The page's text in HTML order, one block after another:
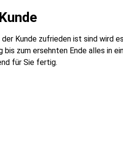
Kunde zufrieden ist sind wird
bis zum ersehnten Ende alles in
für Sie fertig.